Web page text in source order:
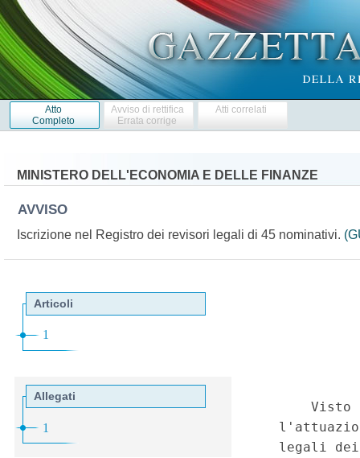
Atto
Completo
Avviso di rettifica
Errata corrige
Atti correlati
MINISTERO DELL'ECONOMIA E DELLE FINANZE
AVVISO
Iscrizione nel Registro dei revisori legali di 45 nominativi.